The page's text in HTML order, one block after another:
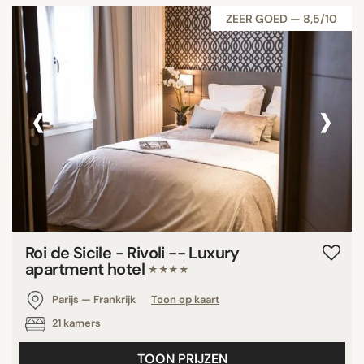
ZEER GOED — 8,5/10
‹ ›
Roi de Sicile - Rivoli -- Luxury
apartment hotel ★★★★
Parijs — Frankrijk
Toon op kaart
21 kamers
TOON PRIJZEN